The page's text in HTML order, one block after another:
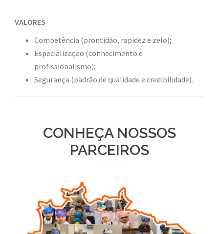
VALORES
Competência (prontidão, rapidez e zelo);
Especialização (conhecimento e
profissionalismo);
Segurança (padrão de qualidade e credibilidade).
CONHEÇA NOSSOS
PARCEIROS